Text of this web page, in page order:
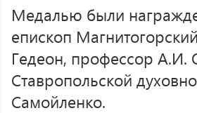
Медалью были
епископ
Гедеон, профессор А.И.
Ставропольской
Самойленко.